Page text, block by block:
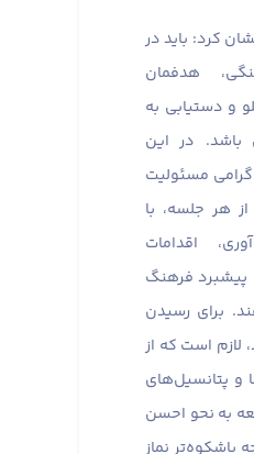
کرد: باید در
هدفمان
و دستیابی به
باشد. در این
گرامی مسئولیت
هر جلسه، با
اقدامات
پیشبرد فرهنگ
برای رسیدن
لازم است که از
و پتانسیل‌های
به نحو احسن
باشکوه‌تر نماز